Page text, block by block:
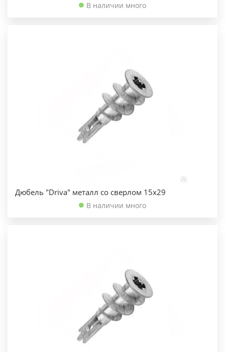
В наличии много
Дюбель "Driva" металл со сверлом 15х29
В наличии много